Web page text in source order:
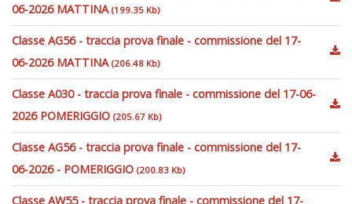
06-2026 MATTINA (199.35 Kb)
Classe AG56 - traccia prova finale - commissione del 17-
06-2026 MATTINA (206.48 Kb)
Classe A030 - traccia prova finale - commissione del 17-06-
2026 POMERIGGIO (205.67 Kb)
Classe AG56 - traccia prova finale - commissione del 17-
06-2026 - POMERIGGIO (200.83 Kb)
Classe AW55 - traccia prova finale - commissione del 17-